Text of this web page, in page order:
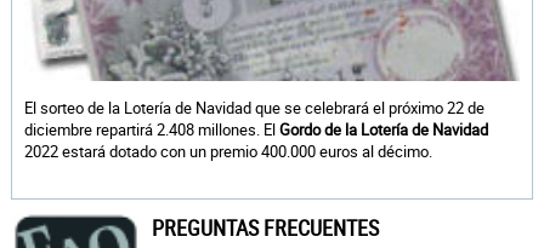
El sorteo de la Lotería de Navidad que se celebrará el próximo 22 de
diciembre repartirá 2.408 millones. ElGordo de la Lotería de Navidad
2022 estará dotado con un premio 400.000 euros al décimo.
PREGUNTAS FRECUENTES